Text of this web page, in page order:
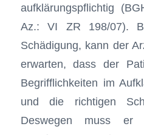
aufklärungspflichtig
Az.: VI ZR 198/07).
Schädigung, kann der
erwarten, dass der
Begrifflichkeiten im
und die richtigen
Deswegen muss er